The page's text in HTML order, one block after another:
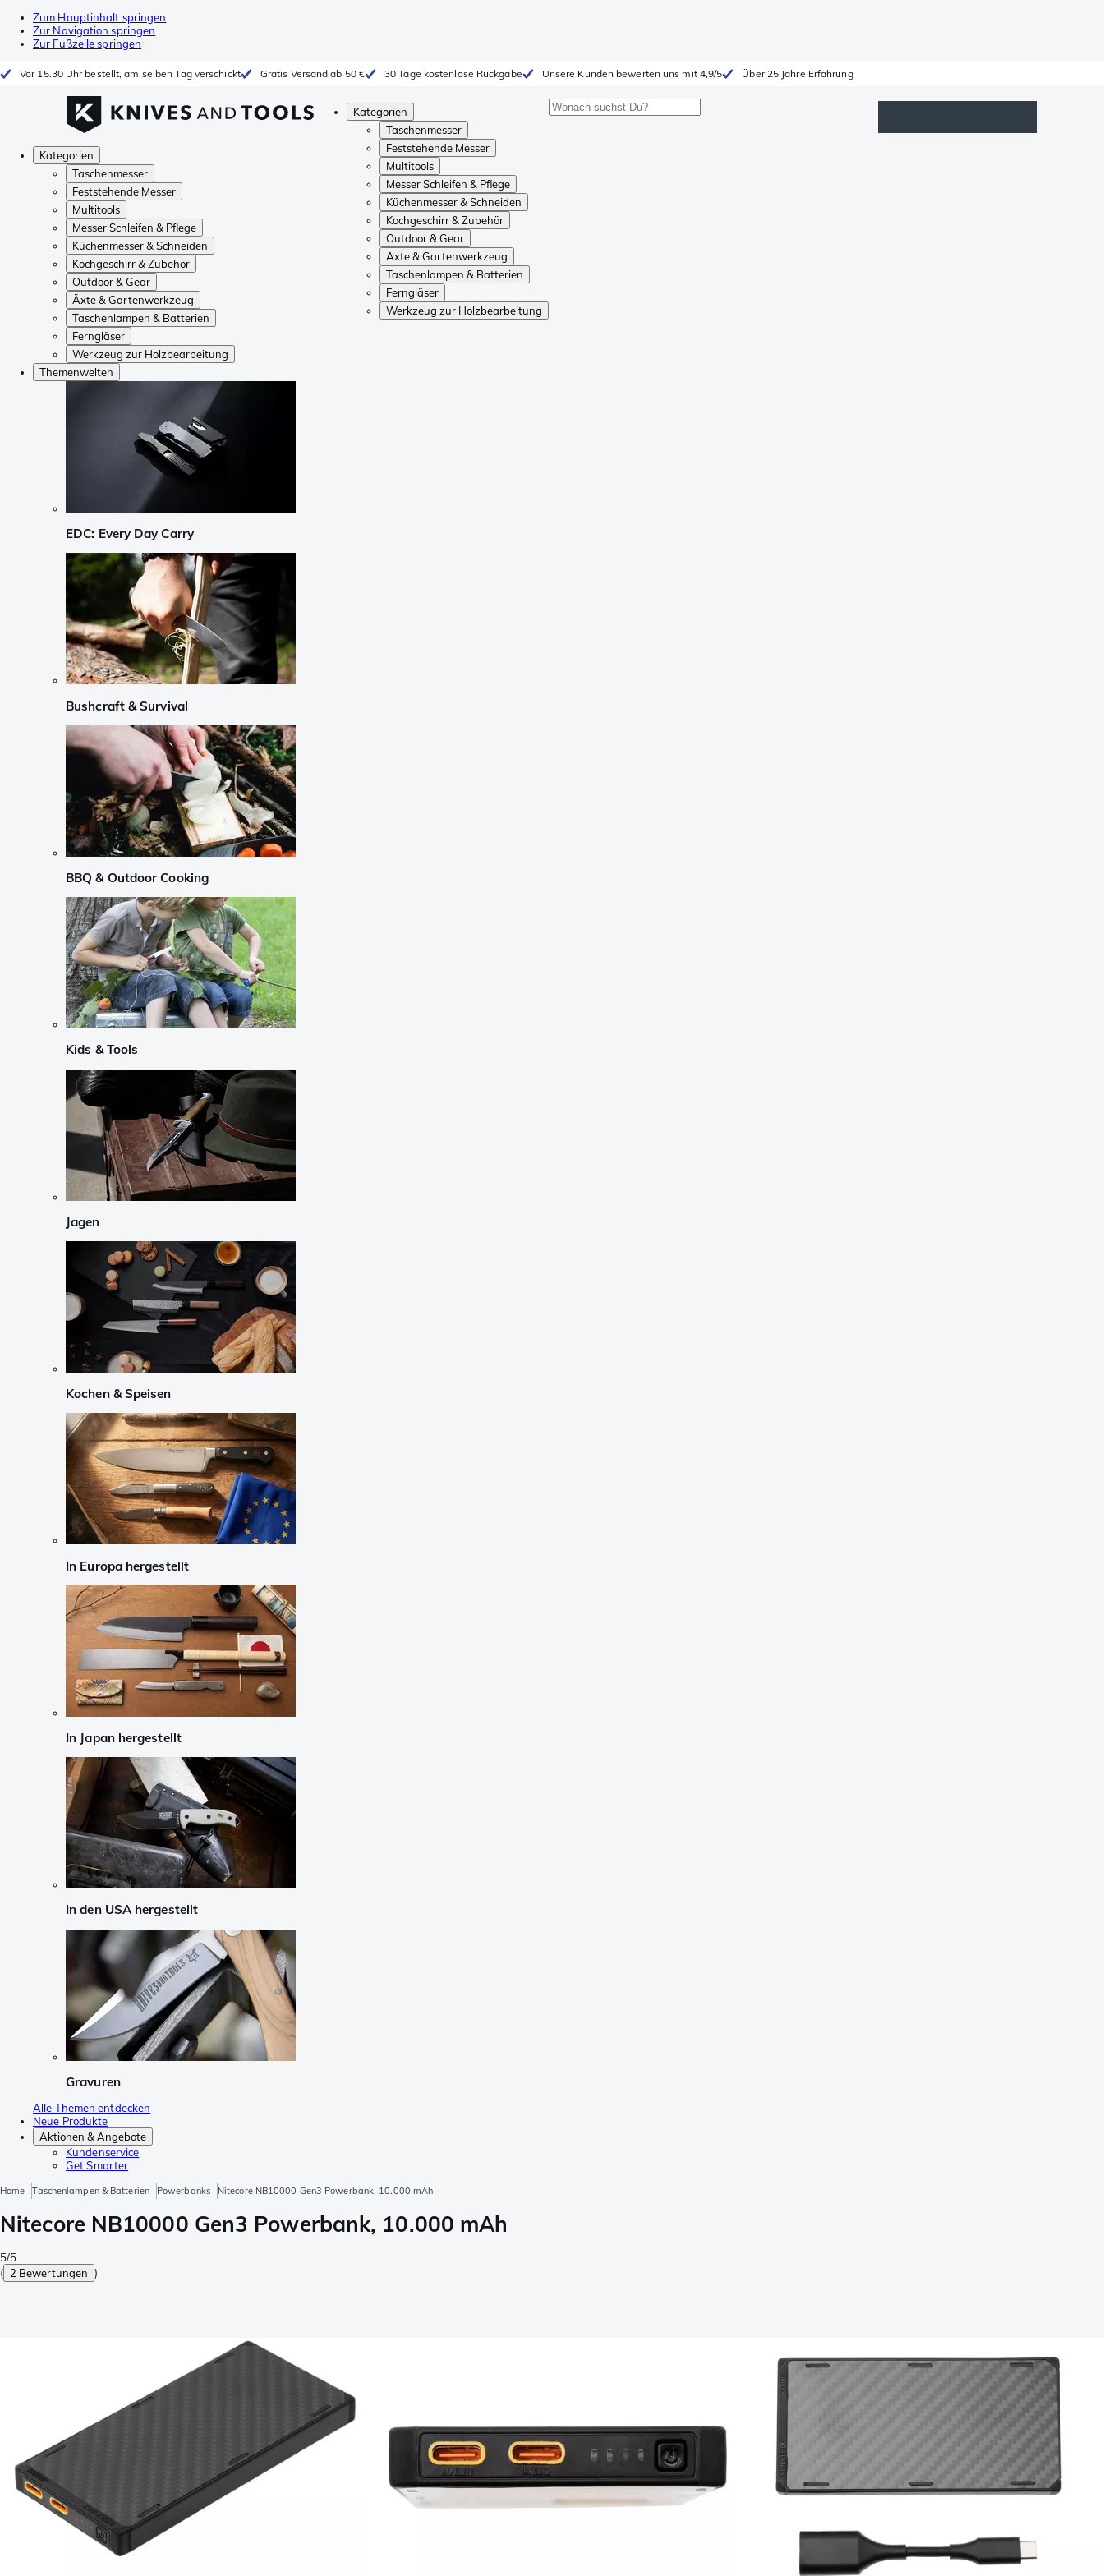
Zum Hauptinhalt springen
Zur Navigation springen
Zur Fußzeile springen
Vor 15.30 Uhr bestellt, am selben Tag verschickt Gratis Versand ab 50 € 30 Tage kostenlose Rückgabe Unsere Kunden bewerten uns mit 4,9/5 Über 25 Jahre Erfahrung
Kategorien
Taschenmesser
Feststehende Messer
Multitools
Messer Schleifen & Pflege
Küchenmesser & Schneiden
Kochgeschirr & Zubehör
Outdoor & Gear
Äxte & Gartenwerkzeug
Taschenlampen & Batterien
Ferngläser
Werkzeug zur Holzbearbeitung
Kategorien
Taschenmesser
Feststehende Messer
Multitools
Messer Schleifen & Pflege
Küchenmesser & Schneiden
Kochgeschirr & Zubehör
Outdoor & Gear
Äxte & Gartenwerkzeug
Taschenlampen & Batterien
Ferngläser
Werkzeug zur Holzbearbeitung
Themenwelten
EDC: Every Day Carry
Bushcraft & Survival
BBQ & Outdoor Cooking
Kids & Tools
Jagen
Kochen & Speisen
In Europa hergestellt
In Japan hergestellt
In den USA hergestellt
Gravuren
Alle Themen entdecken
Neue Produkte
Aktionen & Angebote
Kundenservice
Get Smarter
Home Taschenlampen & Batterien Powerbanks Nitecore NB10000 Gen3 Powerbank, 10.000 mAh
Nitecore NB10000 Gen3 Powerbank, 10.000 mAh
5/5
( 2 Bewertungen )